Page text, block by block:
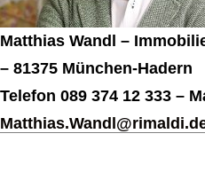
Matthias Wandl –
– 81375 München-Hadern
Telefon 089 374 12 333 –